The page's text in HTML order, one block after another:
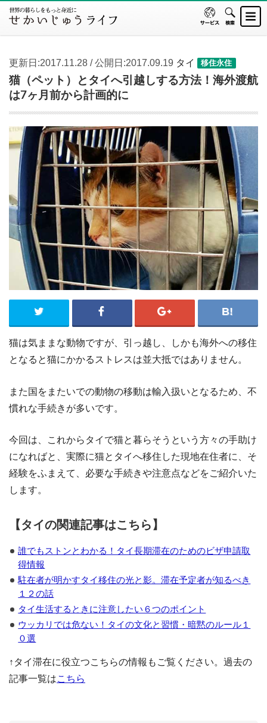
更新日:2017.11.28 / 公開日:2017.09.19 タイ 移住永住
猫（ペット）とタイへ引越しする方法！海外渡航
は7ヶ月前から計画的に
猫は気ままな動物ですが、引っ越し、しかも海外への移住
となると猫にかかるストレスは並大抵ではありません。
また国をまたいでの動物の移動は輸入扱いとなるため、不
慣れな手続きが多いです。
今回は、これからタイで猫と暮らそうという方々の手助け
になればと、実際に猫とタイへ移住した現地在住者に、そ
経験をふまえて、必要な手続きや注意点などをご紹介いた
します。
【タイの関連記事はこちら】
誰でもストンとわかる！タイ長期滞在のためのビザ申請取
得情報
駐在者が明かすタイ移住の光と影。滞在予定者が知るべき
１２の話
タイ生活するときに注意したい６つのポイント
ウッカリでは危ない！タイの文化と習慣・暗黙のルール１
０選
↑タイ滞在に役立つこちらの情報もご覧ください。過去の
記事一覧はこちら